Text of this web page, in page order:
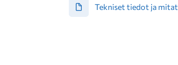
Tekniset tiedot ja mitat